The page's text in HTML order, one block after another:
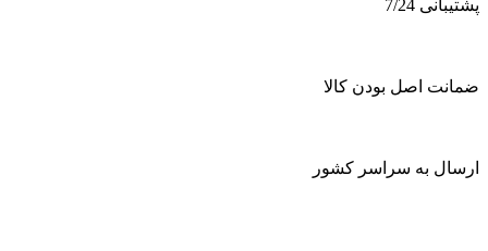
پشتیبانی 7/24
ضمانت اصل بودن کالا
ارسال به سراسر کشور